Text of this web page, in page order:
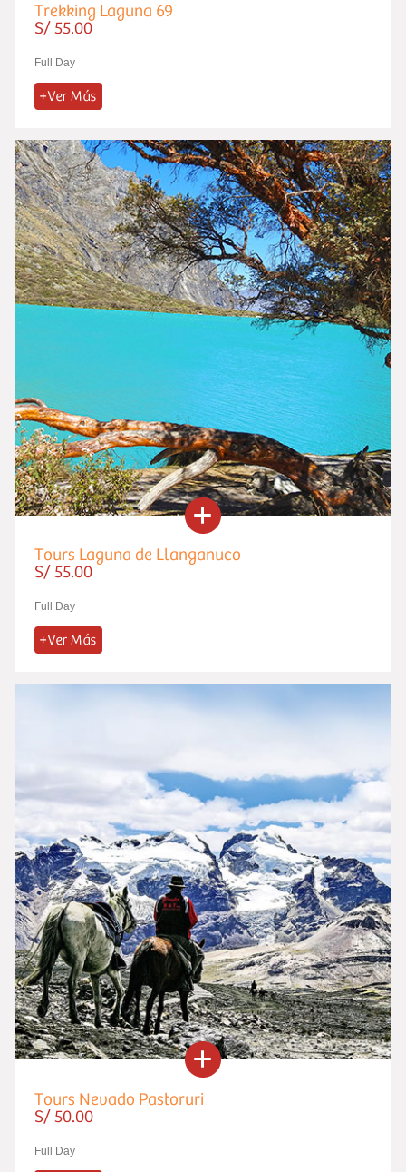
Trekking Laguna 69
S/ 55.00
Full Day
Tours Laguna de Llanganuco
S/ 55.00
Full Day
Tours Nevado Pastoruri
S/ 50.00
Full Day